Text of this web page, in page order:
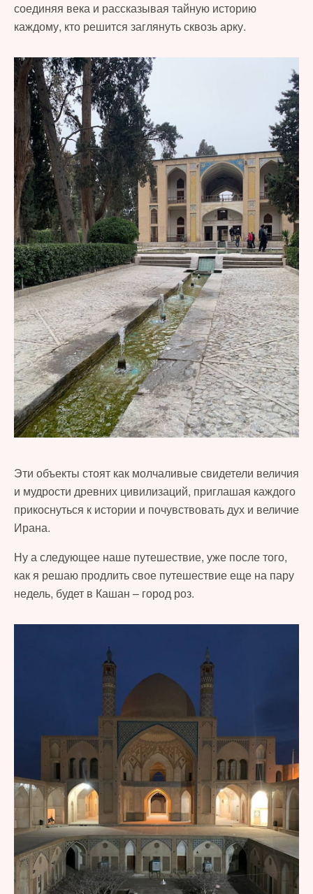
соединяя века и рассказывая тайную историю
каждому, кто решится заглянуть сквозь арку.
Эти объекты стоят как молчаливые свидетели величия
и мудрости древних цивилизаций, приглашая каждого
прикоснуться к истории и почувствовать дух и величие
Ирана.
Ну а следующее наше путешествие, уже после того,
как я решаю продлить свое путешествие еще на пару
недель, будет в Кашан – город роз.